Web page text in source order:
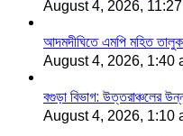
August 4, 2026,
আদমদীঘিতে এমপি মহিত
August 4, 2026, 1:40
বগুড়া বিভাগ: উত্তরাঞ্চলের
August 4, 2026, 1:10